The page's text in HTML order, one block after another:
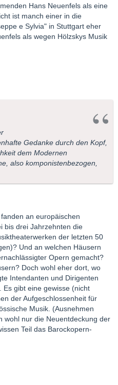
Hans Neuenfels als eine
ist manch einer in die
e Sylvia" in Stuttgart eher
als wegen Hölzskys Musik
Gedanke durch den Kopf,
dem Modernen
also komponistenbezogen,
an europäischen
bis drei Jahrzehnten die
der letzten 50
Und an welchen Häusern
Opern gemacht?
Doch wohl eher dort, wo
Intendanten und Dirigenten
Es gibt eine gewisse (nicht
der Aufgeschlossenheit für
Musik. (Ausnehmen
wohl nur die Neuentdeckung der
Teil das Barockopern-